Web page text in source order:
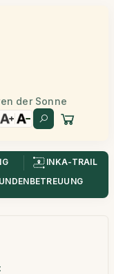
der Sonne
INKA-TRAIL